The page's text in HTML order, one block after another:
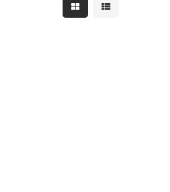
Mostrar resultados em
Mostrar